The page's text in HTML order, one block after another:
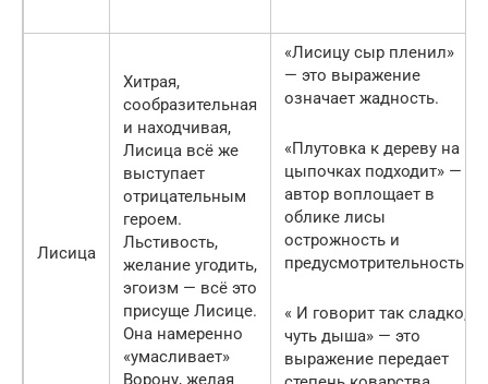
Лисица
Хитрая,
сообразительная
и находчивая,
Лисица всё же
выступает
отрицательным
героем.
Льстивость,
желание угодить,
эгоизм — всё это
присуще Лисице.
Она намеренно
«умасливает»
Ворону, желая
«Лисицу сыр пленил»
— это выражение
означает жадность.
«Плутовка к дереву на
цыпочках подходит» —
автор воплощает в
облике лисы
острожность и
предусмотрительность.
« И говорит так сладко,
чуть дыша» — это
выражение передает